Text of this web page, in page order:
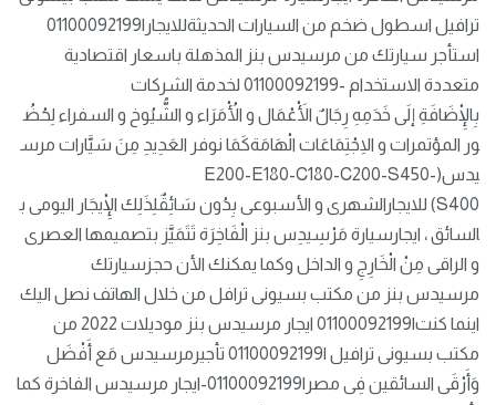
ترافيل اسطول ضخم من السيارات الحديثةللايجار|01100092199
استأجر سيارتك من مرسيدس بنز المذهلة باسعار اقتصادية
متعددة الاستخدام -01100092199 لخدمة الشركات
بِالْإِضَافَةِ إلَى خَدَمِهِ رِجَالٌ الْأَعْمَال و الْأُمَرَاء و الشُّيُوخ و السفراء لِحُضُ
ور المؤتمرات و الِاجْتِمَاعَات الْهَامَةكَمَا نوفر العَدِيدِ مِنَ سَيَّارات مرس
يدس(E200-E180-C180-C200-S450-
S400) للايجارالشهرى و الأسبوعى بِدُون سَائِقٌلِذَلِك الْإِيجَار اليومى ب
السائق ، ايجارسيارة مَرْسِيدِس بنز الْفَاخِرَة تَتَمَيَّز بتصميمها العصرى
و الراقى مِنْ الْخَارِجِ و الداخل وكما يمكنك الأن حجزسيارتك
مرسيدس بنز من مكتب بسيونى ترافل من خلال الهاتف نصل اليك
اينما كنت|01100092199 ايجار مرسيدس بنز موديلات 2022 من
مكتب بسيونى ترافيل |01100092199 تأجيرمرسيدس مَع أَفْضَل
وَأَرْقَى السائقين فِى مصر|01100092199-ايجار مرسيدس الفاخرة كما